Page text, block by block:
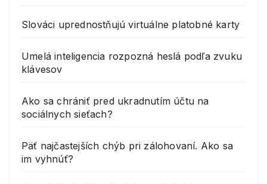
Slováci uprednostňujú virtuálne platobné karty
Umelá inteligencia rozpozná heslá podľa zvuku
klávesov
Ako sa chrániť pred ukradnutím účtu na
sociálnych sieťach?
Päť najčastejších chýb pri zálohovaní. Ako sa
im vyhnúť?